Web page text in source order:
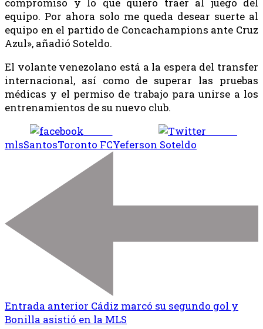
equipo. Por ahora solo me queda desear suerte al
equipo en el partido de Concachampions ante Cruz
Azul», añadió Soteldo.
El volante venezolano está a la espera del transfer
internacional, así como de superar las pruebas
médicas y el permiso de trabajo para unirse a los
entrenamientos de su nuevo club.
mlsSantosToronto FCYeferson Soteldo
Entrada anterior Cádiz marcó su segundo gol y
Bonilla asistió en la MLS